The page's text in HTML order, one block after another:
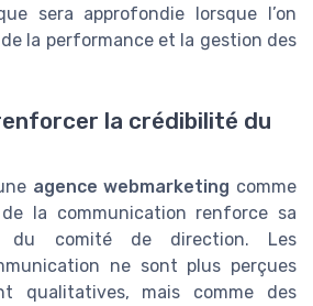
sera approfondie lorsque l’on
la performance et la gestion des
la crédibilité du
agence webmarketing comme
la communication renforce sa
du comité de direction. Les
ne sont plus perçues
qualitatives, mais comme des